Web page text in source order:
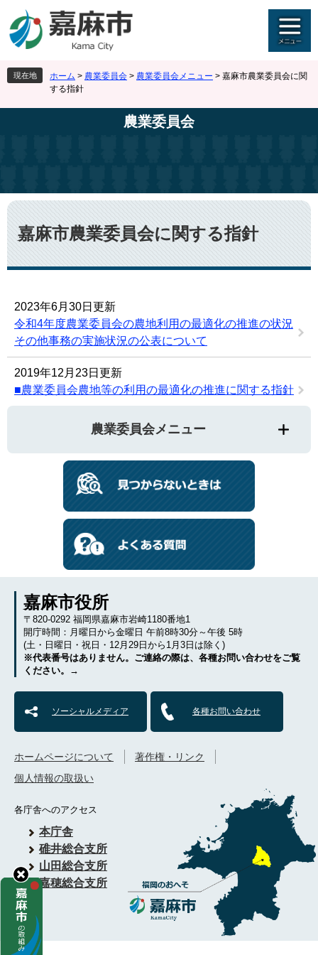
ジ
先
頭
す
ュ
を
飛
し
現在地 ホーム > 農業委員会 > 農業委員会メニュー > 嘉麻市農業委員会に関
する指針
農業委員会
本
文
嘉麻市農業委員会に関する指針
2023年6月30日更新
令和4年度農業委員会の農地利用の最適化の推進の状況
その他事務の実施状況の公表について
2019年12月23日更新
■農業委員会農地等の利用の最適化の推進に関する指針
農業委員会メニュー
嘉麻市役所
〒820-0292 福岡県嘉麻市岩崎1180番地1
開庁時間：月曜日から金曜日 午前8時30分～午後 5時
(土・日曜日・祝日・12月29日から1月3日は除く)
※代表番号はありません。ご連絡の際は、各種お問い合わせをご覧
ください。→
ソーシャルメディア 各種お問い合わせ
各庁舎へのアクセス
本庁舎
碓井総合支所
山田総合支所
嘉穂総合支所
ホームページについて
著作権・リンク
個人情報の取扱い